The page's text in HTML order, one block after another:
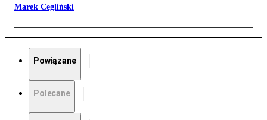
Marek Cegliński
Powiązane
Polecane